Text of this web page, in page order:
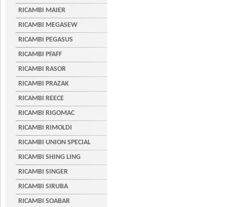
RICAMBI MAIER
RICAMBI MEGASEW
RICAMBI PEGASUS
RICAMBI PFAFF
RICAMBI RASOR
RICAMBI PRAZAK
RICAMBI REECE
RICAMBI RIGOMAC
RICAMBI RIMOLDI
RICAMBI UNION SPECIAL
RICAMBI SHING LING
RICAMBI SINGER
RICAMBI SIRUBA
RICAMBI SOABAR